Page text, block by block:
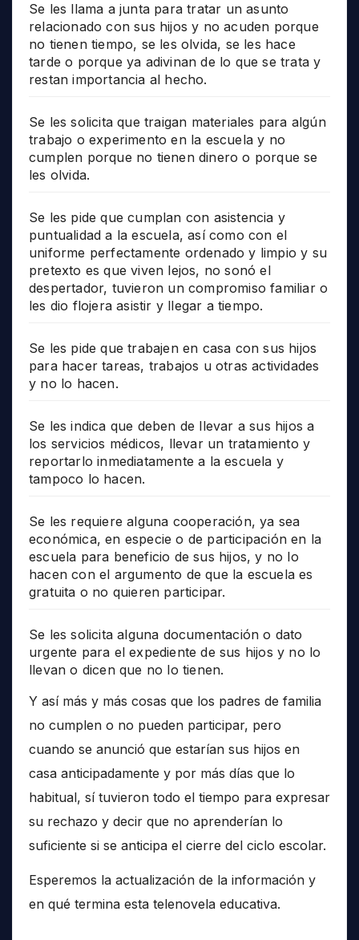
Se les llama a junta para tratar un asunto
relacionado con sus hijos y no acuden porque
no tienen tiempo, se les olvida, se les hace
tarde o porque ya adivinan de lo que se trata y
restan importancia al hecho.
Se les solicita que traigan materiales para algún
trabajo o experimento en la escuela y no
cumplen porque no tienen dinero o porque se
les olvida.
Se les pide que cumplan con asistencia y
puntualidad a la escuela, así como con el
uniforme perfectamente ordenado y limpio y su
pretexto es que viven lejos, no sonó el
despertador, tuvieron un compromiso familiar o
les dio flojera asistir y llegar a tiempo.
Se les pide que trabajen en casa con sus hijos
para hacer tareas, trabajos u otras actividades
y no lo hacen.
Se les indica que deben de llevar a sus hijos a
los servicios médicos, llevar un tratamiento y
reportarlo inmediatamente a la escuela y
tampoco lo hacen.
Se les requiere alguna cooperación, ya sea
económica, en especie o de participación en la
escuela para beneficio de sus hijos, y no lo
hacen con el argumento de que la escuela es
gratuita o no quieren participar.
Se les solicita alguna documentación o dato
urgente para el expediente de sus hijos y no lo
llevan o dicen que no lo tienen.
Y así más y más cosas que los padres de familia
no cumplen o no pueden participar, pero
cuando se anunció que estarían sus hijos en
casa anticipadamente y por más días que lo
habitual, sí tuvieron todo el tiempo para expresar
su rechazo y decir que no aprenderían lo
suficiente si se anticipa el cierre del ciclo escolar.
Esperemos la actualización de la información y
en qué termina esta telenovela educativa.